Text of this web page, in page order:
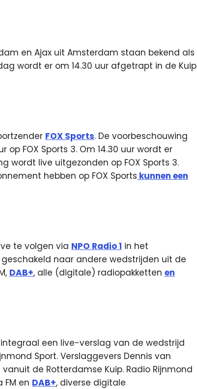
en Ajax uit Amsterdam staan bekend als
wordt er om 14.30 uur afgetrapt in de Kuip
FOX Sports. De voorbeschouwing
op FOX Sports 3. Om 14.30 uur wordt er
wordt live uitgezonden op FOX Sports 3.
hebben op FOX Sports kunnen een
te volgen via NPO Radio 1 in het
geschakeld naar andere wedstrijden uit de
DAB+, alle (digitale) radiopakketten en
een live-verslag van de wedstrijd
Sport. Verslaggevers Dennis van
de Rotterdamse Kuip. Radio Rijnmond
en DAB+, diverse digitale